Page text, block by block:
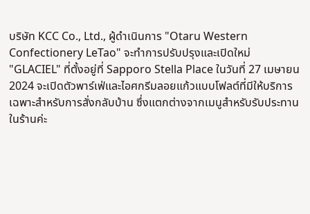
บริษัท KCC Co., Ltd., ผู้ดำเนินการ "Otaru Western
Confectionery LeTao" จะทำการปรับปรุงและเปิดใหม่
"GLACIEL" ที่ตั้งอยู่ที่ Sapporo Stella Place ในวันที่ 27 เมษายน
2024 จะเปิดตัวพาร์เฟ่และไอศกรีมลอยแก้วแบบโฟลต์ที่มีให้บริการ
เฉพาะสำหรับการสั่งกลับบ้าน ซึ่งแตกต่างจากเมนูสำหรับรับประทาน
ในร้านค่ะ